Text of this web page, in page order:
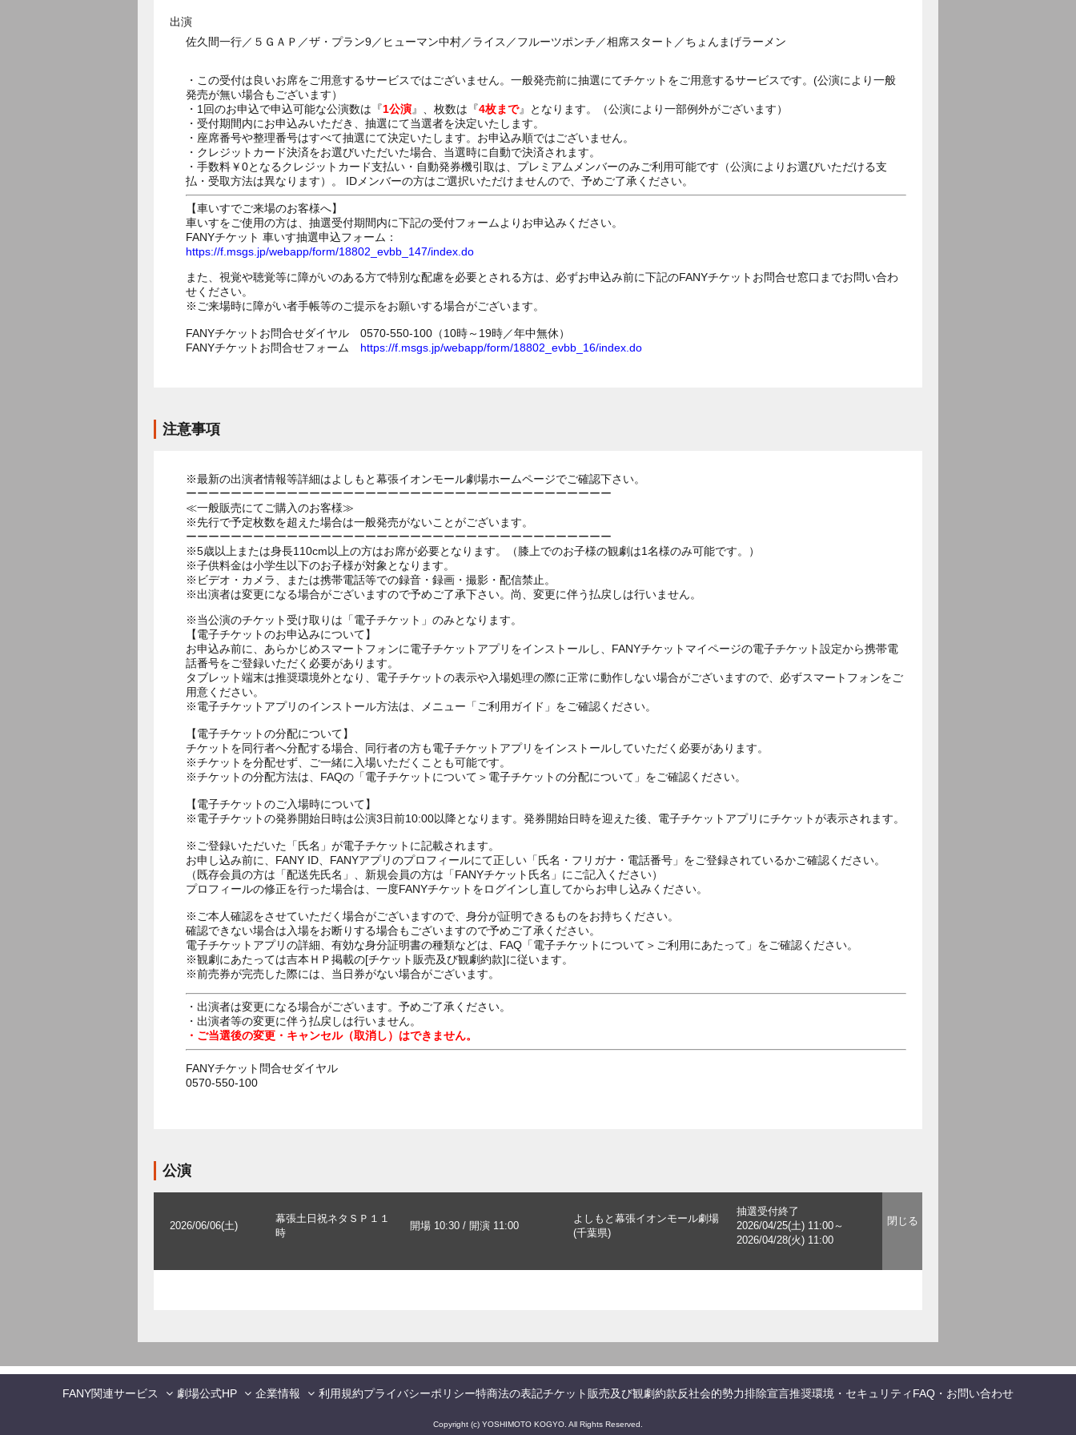
出演
佐久間一行／５ＧＡＰ／ザ・プラン9／ヒューマン中村／ライス／フルーツポンチ／相席スタート／ちょんまげラーメン
・この受付は良いお席をご用意するサービスではございません。一般発売前に抽選にてチケットをご用意するサービスです。(公演により一般
発売が無い場合もございます）
・1回のお申込で申込可能な公演数は『1公演』、枚数は『4枚まで』となります。（公演により一部例外がございます）
・受付期間内にお申込みいただき、抽選にて当選者を決定いたします。
・座席番号や整理番号はすべて抽選にて決定いたします。お申込み順ではございません。
・クレジットカード決済をお選びいただいた場合、当選時に自動で決済されます。
・手数料￥0となるクレジットカード支払い・自動発券機引取は、プレミアムメンバーのみご利用可能です（公演によりお選びいただける支
払・受取方法は異なります）。 IDメンバーの方はご選択いただけませんので、予めご了承ください。
【車いすでご来場のお客様へ】
車いすをご使用の方は、抽選受付期間内に下記の受付フォームよりお申込みください。
FANYチケット 車いす抽選申込フォーム：
https://f.msgs.jp/webapp/form/18802_evbb_147/index.do
また、視覚や聴覚等に障がいのある方で特別な配慮を必要とされる方は、必ずお申込み前に下記のFANYチケットお問合せ窓口までお問い合わ
せください。
※ご来場時に障がい者手帳等のご提示をお願いする場合がございます。
FANYチケットお問合せダイヤル 0570-550-100（10時～19時／年中無休）
FANYチケットお問合せフォーム https://f.msgs.jp/webapp/form/18802_evbb_16/index.do
注意事項
※最新の出演者情報等詳細はよしもと幕張イオンモール劇場ホームページでご確認下さい。
ーーーーーーーーーーーーーーーーーーーーーーーーーーーーーーーーーーーーーー
≪一般販売にてご購入のお客様≫
※先行で予定枚数を超えた場合は一般発売がないことがございます。
ーーーーーーーーーーーーーーーーーーーーーーーーーーーーーーーーーーーーーー
※5歳以上または身長110cm以上の方はお席が必要となります。（膝上でのお子様の観劇は1名様のみ可能です。）
※子供料金は小学生以下のお子様が対象となります。
※ビデオ・カメラ、または携帯電話等での録音・録画・撮影・配信禁止。
※出演者は変更になる場合がございますので予めご了承下さい。尚、変更に伴う払戻しは行いません。
※当公演のチケット受け取りは「電子チケット」のみとなります。
【電子チケットのお申込みについて】
お申込み前に、あらかじめスマートフォンに電子チケットアプリをインストールし、FANYチケットマイページの電子チケット設定から携帯電
話番号をご登録いただく必要があります。
タブレット端末は推奨環境外となり、電子チケットの表示や入場処理の際に正常に動作しない場合がございますので、必ずスマートフォンをご
用意ください。
※電子チケットアプリのインストール方法は、メニュー「ご利用ガイド」をご確認ください。
【電子チケットの分配について】
チケットを同行者へ分配する場合、同行者の方も電子チケットアプリをインストールしていただく必要があります。
※チケットを分配せず、ご一緒に入場いただくことも可能です。
※チケットの分配方法は、FAQの「電子チケットについて＞電子チケットの分配について」をご確認ください。
【電子チケットのご入場時について】
※電子チケットの発券開始日時は公演3日前10:00以降となります。発券開始日時を迎えた後、電子チケットアプリにチケットが表示されます。
※ご登録いただいた「氏名」が電子チケットに記載されます。
お申し込み前に、FANY ID、FANYアプリのプロフィールにて正しい「氏名・フリガナ・電話番号」をご登録されているかご確認ください。
（既存会員の方は「配送先氏名」、新規会員の方は「FANYチケット氏名」にご記入ください）
プロフィールの修正を行った場合は、一度FANYチケットをログインし直してからお申し込みください。
※ご本人確認をさせていただく場合がございますので、身分が証明できるものをお持ちください。
確認できない場合は入場をお断りする場合もございますので予めご了承ください。
電子チケットアプリの詳細、有効な身分証明書の種類などは、FAQ「電子チケットについて＞ご利用にあたって」をご確認ください。
※観劇にあたっては吉本ＨＰ掲載の[チケット販売及び観劇約款]に従います。
※前売券が完売した際には、当日券がない場合がございます。
・出演者は変更になる場合がございます。予めご了承ください。
・出演者等の変更に伴う払戻しは行いません。
・ご当選後の変更・キャンセル（取消し）はできません。
FANYチケット問合せダイヤル
0570-550-100
公演
2026/06/06(土)
幕張土日祝ネタＳＰ１１
時
開場 10:30 / 開演 11:00
よしもと幕張イオンモール劇場
(千葉県)
抽選受付終了
2026/04/25(土) 11:00～
2026/04/28(火) 11:00
FANY関連サービス 劇場公式HP 企業情報 利用規約プライバシーポリシー特商法の表記チケット販売及び観劇約款反社会的勢力排除宣言推奨環境・セキュリティ FAQ・お問い合わせ
Copyright (c) YOSHIMOTO KOGYO. All Rights Reserved.